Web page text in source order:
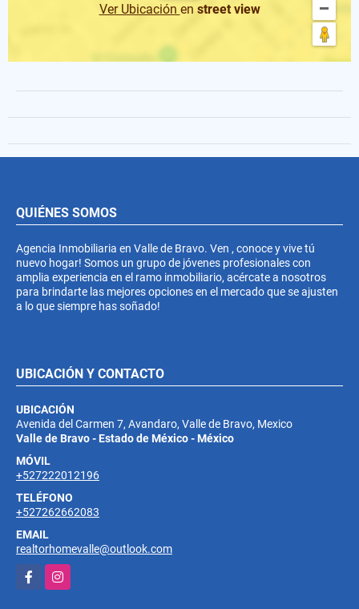
Ver Ubicación en street view
QUIÉNES SOMOS
Agencia Inmobiliaria en Valle de Bravo. Ven , conoce y vive tú
nuevo hogar! Somos un grupo de jóvenes profesionales con
amplia experiencia en el ramo inmobiliario, acércate a nosotros
para brindarte las mejores opciones en el mercado que se ajusten
a lo que siempre has soñado!
UBICACIÓN Y CONTACTO
UBICACIÓN
Avenida del Carmen 7, Avandaro, Valle de Bravo, Mexico
Valle de Bravo - Estado de México - México
MÓVIL
+527222012196
TELÉFONO
+527262662083
EMAIL
realtorhomevalle@outlook.com
FacebookInstagram